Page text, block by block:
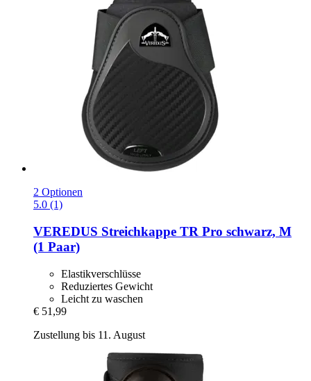
2 Optionen
5.0 (1)
VEREDUS Streichkappe TR Pro schwarz, M
(1 Paar)
Elastikverschlüsse
Reduziertes Gewicht
Leicht zu waschen
€ 51,99
Zustellung bis 11. August